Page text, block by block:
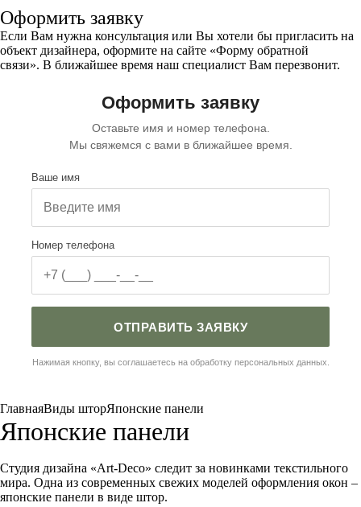
Оформить заявку
Если Вам нужна консультация или Вы хотели бы пригласить на
объект дизайнера, оформите на сайте «Форму обратной
связи». В ближайшее время наш специалист Вам перезвонит.
Оформить заявку
Оставьте имя и номер телефона.
Мы свяжемся с вами в ближайшее время.
Ваше имя
Номер телефона
ОТПРАВИТЬ ЗАЯВКУ
Нажимая кнопку, вы соглашаетесь на обработку персональных данных.
ГлавнаяВиды шторЯпонские панели
Японские панели
Студия дизайна «Art-Deco» следит за новинками текстильного
мира. Одна из современных свежих моделей оформления окон –
японские панели в виде штор.